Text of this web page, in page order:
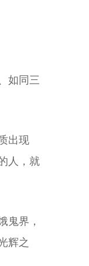
如同三
出现
人，就
鬼界，
辉之